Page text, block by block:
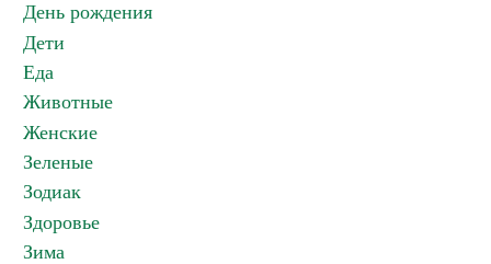
День рождения
Дети
Еда
Животные
Женские
Зеленые
Зодиак
Здоровье
Зима